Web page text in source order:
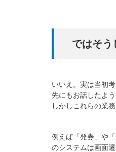
ではそう
いいえ。実は当初
先にもお話したよ
しかしこれらの業
例えば「発券」や
のシステムは画面